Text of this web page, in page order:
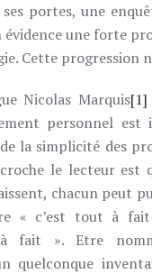
SE
portes, une
une forte
Cette progression
Nicolas Marquis[1]
personnel est
la simplicité des
le lecteur est
chacun peut
« c’est tout à
fait ». Etre
quelconque